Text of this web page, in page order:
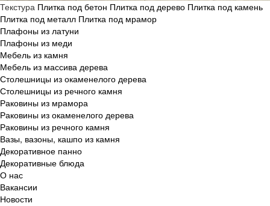
Текстура Плитка под бетон Плитка под дерево Плитка под камень
Плитка под металл Плитка под мрамор
Плафоны из латуни
Плафоны из меди
Мебель из камня
Мебель из массива дерева
Столешницы из окаменелого дерева
Столешницы из речного камня
Раковины из мрамора
Раковины из окаменелого дерева
Раковины из речного камня
Вазы, вазоны, кашпо из камня
Декоративное панно
Декоративные блюда
О нас
Вакансии
Новости